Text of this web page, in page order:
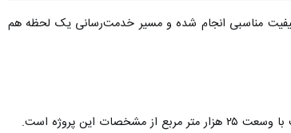
کیفیت‌ مناسبی انجام شده و مسیر خدمت‌رسانی یک‌ لحظه هم